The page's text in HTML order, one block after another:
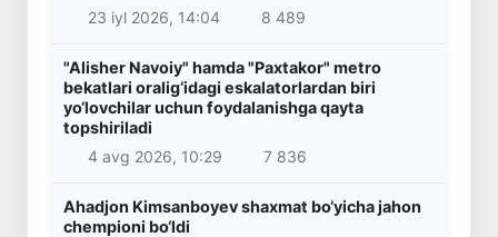
23 iyl 2026, 14:04
8 489
"Alisher Navoiy" hamda "Paxtakor" metro
bekatlari oralig‘idagi eskalatorlardan biri
yo‘lovchilar uchun foydalanishga qayta
topshiriladi
4 avg 2026, 10:29
7 836
Ahadjon Kimsanboyev shaxmat bo‘yicha jahon
chempioni bo‘ldi